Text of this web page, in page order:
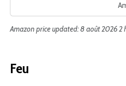
Amazon price updated:8 août 2026 2
Feu